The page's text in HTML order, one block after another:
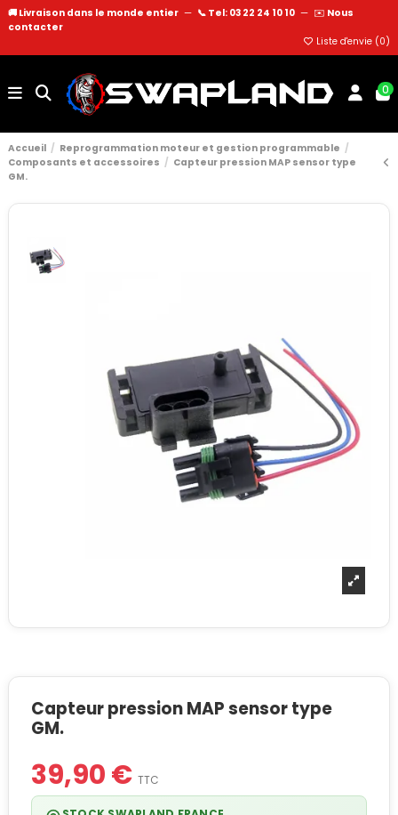
🚚 Livraison dans le monde entier — 📞 Tel: 03 22 24 10 10 — ✉️ Nous
contacter
Liste d'envie (0)
0
Accueil
Reprogrammation moteur et gestion programmable
Composants et accessoires
Capteur pression MAP sensor type
GM.
Capteur pression MAP sensor type
GM.
39,90 € TTC